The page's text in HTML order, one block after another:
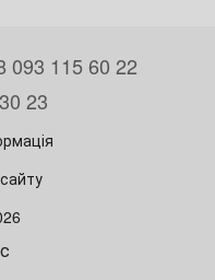
093 115 60 22
23